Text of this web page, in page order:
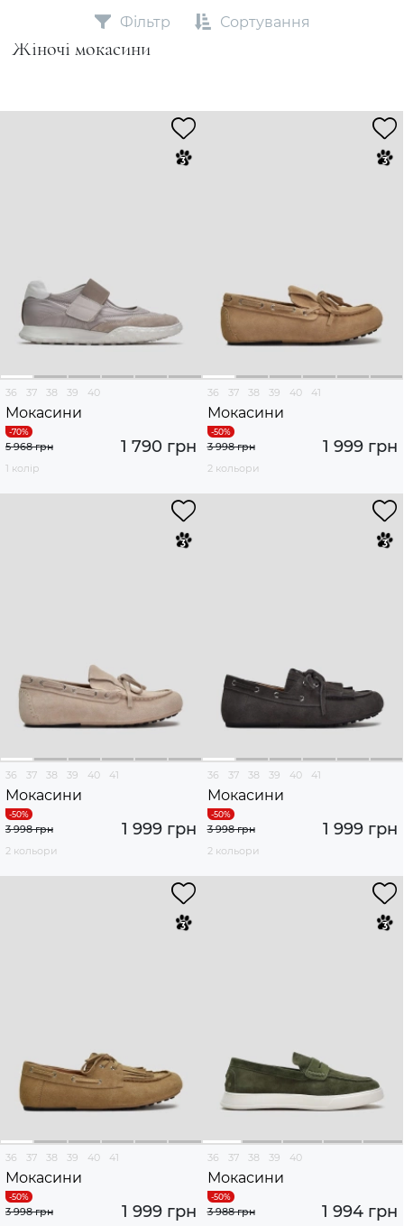
Жіночі мокасини
Фільтр Сортування
36 37 38 39 40
Мокасини
1 790 грн
5 968 грн
1 колір
36 37 38 39 40 41
Мокасини
1 999 грн
3 998 грн
2 кольори
36 37 38 39 40 41
Мокасини
1 999 грн
3 998 грн
2 кольори
36 37 38 39 40 41
Мокасини
1 999 грн
3 998 грн
2 кольори
36 37 38 39 40 41
Мокасини
1 999 грн
3 998 грн
36 37 38 39 40
Мокасини
1 994 грн
3 988 грн